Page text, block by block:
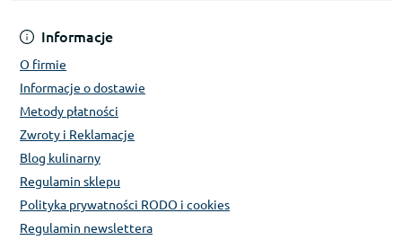
Informacje
O firmie
Informacje o dostawie
Metody płatności
Zwroty i Reklamacje
Blog kulinarny
Regulamin sklepu
Polityka prywatności RODO i cookies
Regulamin newslettera